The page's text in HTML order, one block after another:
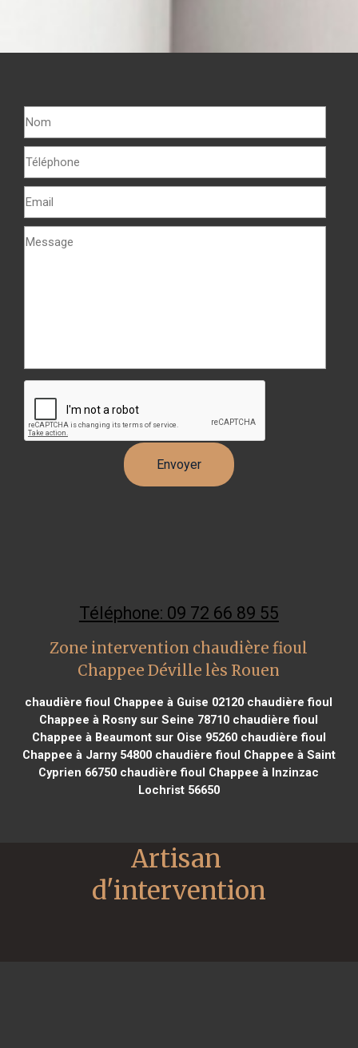
Téléphone: 09 72 66 89 55
Zone intervention chaudière fioul
Chappee Déville lès Rouen
chaudière fioul Chappee à Guise 02120 chaudière fioul
Chappee à Rosny sur Seine 78710 chaudière fioul
Chappee à Beaumont sur Oise 95260chaudière fioul
Chappee à Jarny 54800chaudière fioul Chappee à Saint
Cyprien 66750 chaudière fioul Chappee à Inzinzac
Lochrist 56650
Artisan
d'intervention